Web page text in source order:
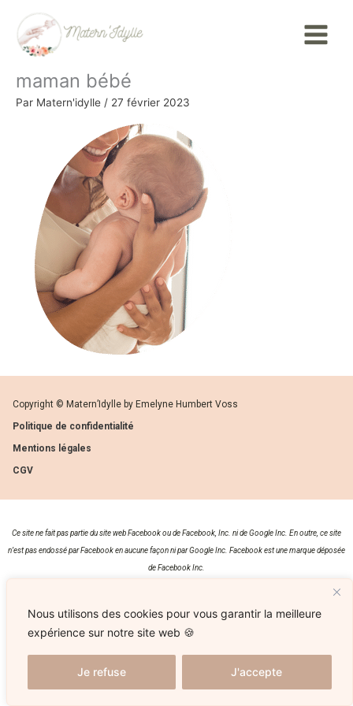
Nous utilisons des cookies pour vous garantir la meilleure
expérience sur notre site web 🍪
Je refuse J'accepte
contenu
Menu
maman bébé
Par Matern'idylle / 27 février 2023
Copyright © Matern’Idylle by Emelyne Humbert Voss
Politique de confidentialité
Mentions légales
CGV
Ce site ne fait pas partie du site web Facebook ou de Facebook, Inc. ni de Google Inc. En outre, ce site
n’est pas endossé par Facebook en aucune façon ni par Google Inc. Facebook est une marque déposée
de Facebook Inc.